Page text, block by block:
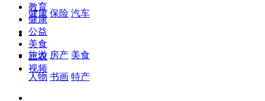
健康 保险 汽车
旅游 房产 美食
人物 书画 特产
教育
健康
公益
美食
三农
视频